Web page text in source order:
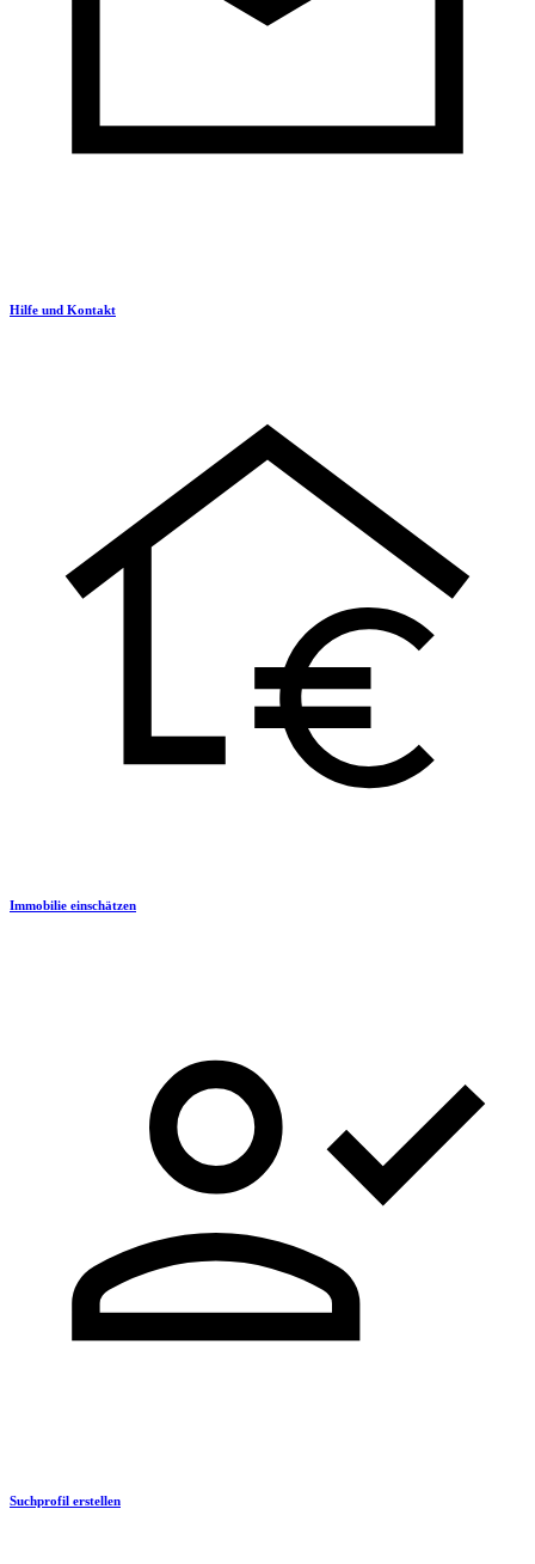
Hilfe und Kontakt
Immobilie einschätzen
Suchprofil erstellen